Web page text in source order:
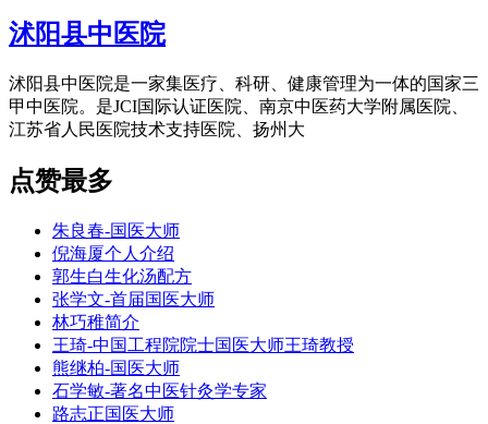
沭阳县中医院
沭阳县中医院是一家集医疗、科研、健康管理为一体的国家三
甲中医院。是JCI国际认证医院、南京中医药大学附属医院、
江苏省人民医院技术支持医院、扬州大
点赞最多
朱良春-国医大师
倪海厦个人介绍
郭生白生化汤配方
张学文-首届国医大师
林巧稚简介
王琦-中国工程院院士国医大师王琦教授
熊继柏-国医大师
石学敏-著名中医针灸学专家
路志正国医大师